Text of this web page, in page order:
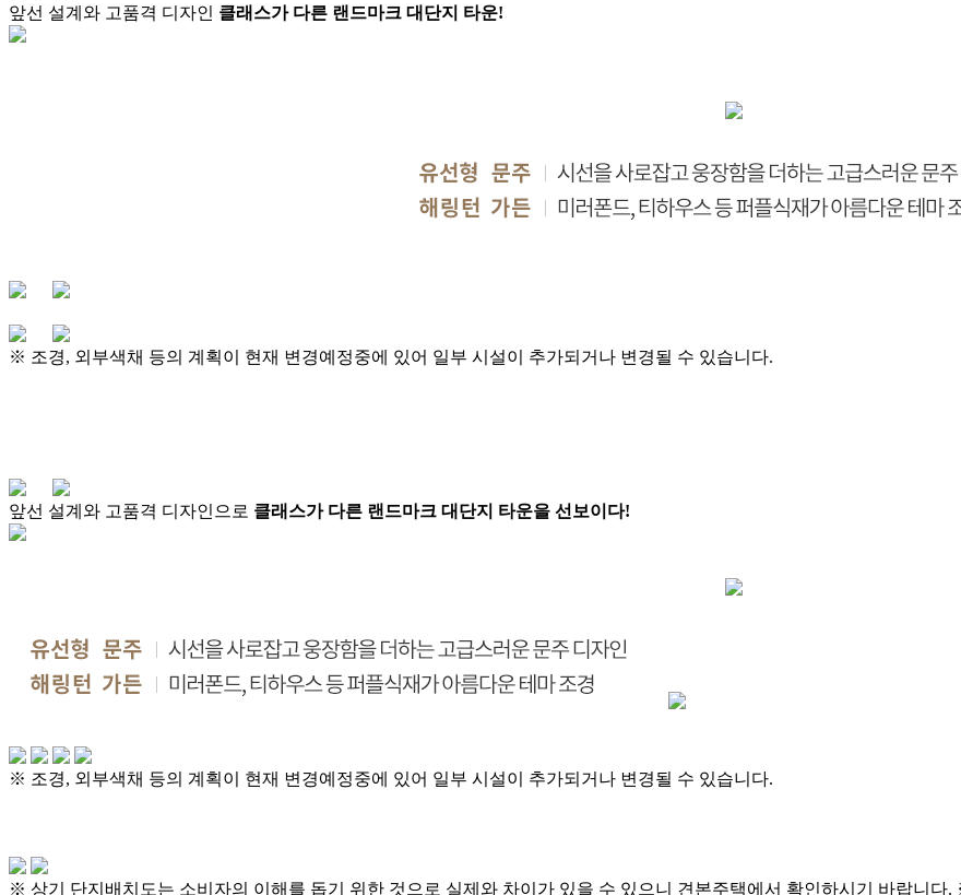
앞선 설계와 고품격 디자인 클래스가 다른 랜드마크 대단지 타운!
※ 조경, 외부색채 등의 계획이 현재 변경예정중에 있어 일부 시설이 추가되거나 변경될 수 있습니다.
앞선 설계와 고품격 디자인으로 클래스가 다른 랜드마크 대단지 타운을 선보이다!
※ 조경, 외부색채 등의 계획이 현재 변경예정중에 있어 일부 시설이 추가되거나 변경될 수 있습니다.
※ 상기 단지배치도는 소비자의 이해를 돕기 위한 것으로 실제와 차이가 있을 수 있으니 견본주택에서 확인하시기 바랍니